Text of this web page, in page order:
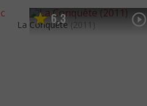
6,3
La Conquête (2011)